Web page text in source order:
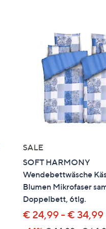
SALE
SOFT HARMONY
Wendebettwäsche
Blumen Mikrofaser
Doppelbett, 6tlg.
€ 24,99 - € 34,99